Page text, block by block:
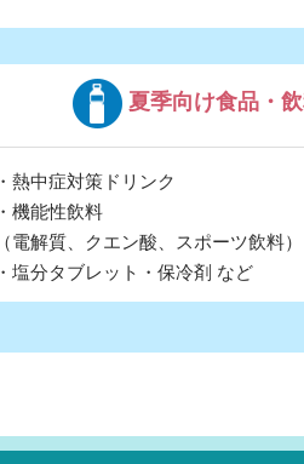
夏季向け食品・
・熱中症対策ドリンク
・機能性飲料
（電解質、クエン酸、スポーツ飲料）
・塩分タブレット・保冷剤 など